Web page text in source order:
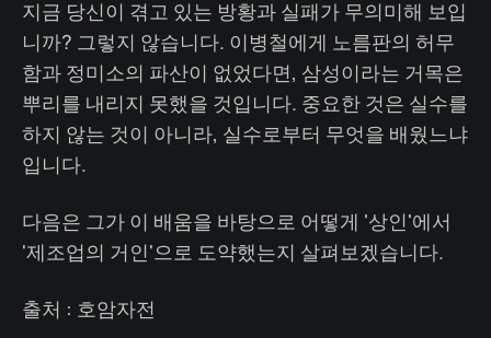
지금 당신이 겪고 있는 방황과 실패가 무의미해 보입
니까? 그렇지 않습니다. 이병철에게 노름판의 허무
함과 정미소의 파산이 없었다면, 삼성이라는 거목은
뿌리를 내리지 못했을 것입니다. 중요한 것은 실수를
하지 않는 것이 아니라, 실수로부터 무엇을 배웠느냐
입니다.
다음은 그가 이 배움을 바탕으로 어떻게 '상인'에서
'제조업의 거인'으로 도약했는지 살펴보겠습니다.
출처 : 호암자전